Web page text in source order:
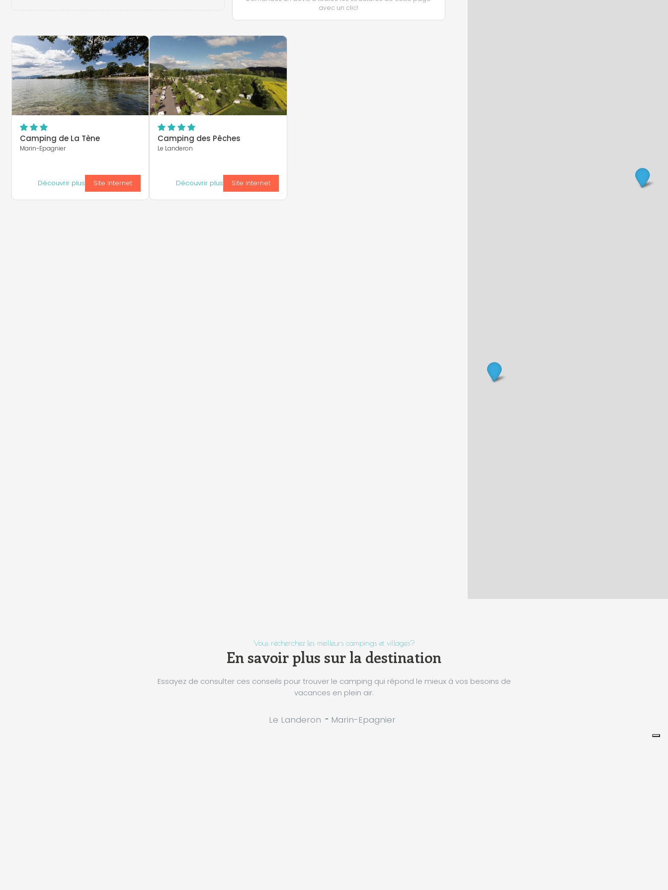
avec un clic!
Camping de La Tène
Marin-Epagnier
Découvrir plus Site Internet
Camping des Pêches
Le Landeron
Découvrir plus Site Internet
Vous recherchez les meilleurs campings et villages?
En savoir plus sur la destination
Essayez de consulter ces conseils pour trouver le camping qui répond le mieux à vos besoins de
vacances en plein air.
Le Landeron - Marin-Epagnier